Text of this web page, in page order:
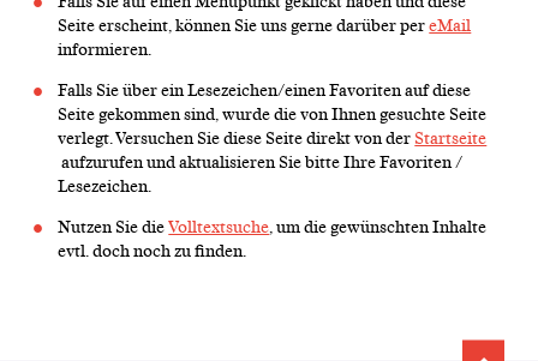
Seite erscheint, können Sie uns gerne darüber pereMail
informieren.
Falls Sie über ein Lesezeichen/einen Favoriten auf diese
Seite gekommen sind, wurde die von Ihnen gesuchte Seite
verlegt. Versuchen Sie diese Seite direkt von der Startseite
aufzurufen und aktualisieren Sie bitte Ihre Favoriten /
Lesezeichen.
Nutzen Sie dieVolltextsuche, um die gewünschten Inhalte
evtl. doch noch zu finden.